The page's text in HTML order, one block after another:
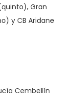
Gran
y CB Aridane
Cembellín